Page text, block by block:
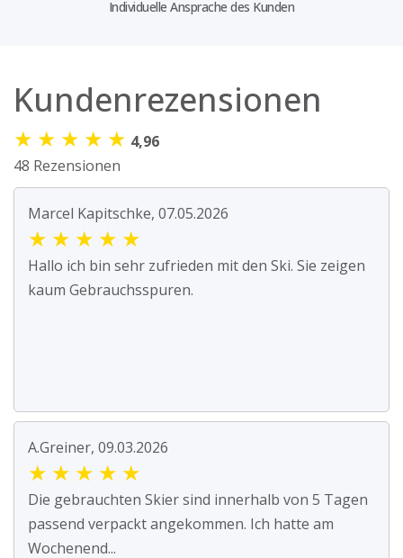
Individuelle Ansprache des Kunden
Kundenrezensionen
★ ★ ★ ★ ★ 4,96
48 Rezensionen
Marcel Kapitschke, 07.05.2026
★ ★ ★ ★ ★
Hallo ich bin sehr zufrieden mit den Ski. Sie zeigen
kaum Gebrauchsspuren.
A.Greiner, 09.03.2026
★ ★ ★ ★ ★
Die gebrauchten Skier sind innerhalb von 5 Tagen
passend verpackt angekommen. Ich hatte am
Wochenend...